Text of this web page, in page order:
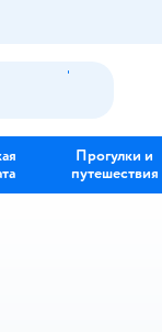
Прогулки и
путешествия